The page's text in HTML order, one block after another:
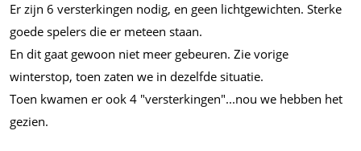
Er zijn 6 versterkingen nodig, en geen lichtgewichten. Sterke
goede spelers die er meteen staan.
En dit gaat gewoon niet meer gebeuren. Zie vorige
winterstop, toen zaten we in dezelfde situatie.
Toen kwamen er ook 4 "versterkingen"...nou we hebben het
gezien.